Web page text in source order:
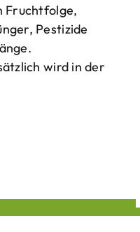
Fruchtfolge,
Pestizide
wird in der